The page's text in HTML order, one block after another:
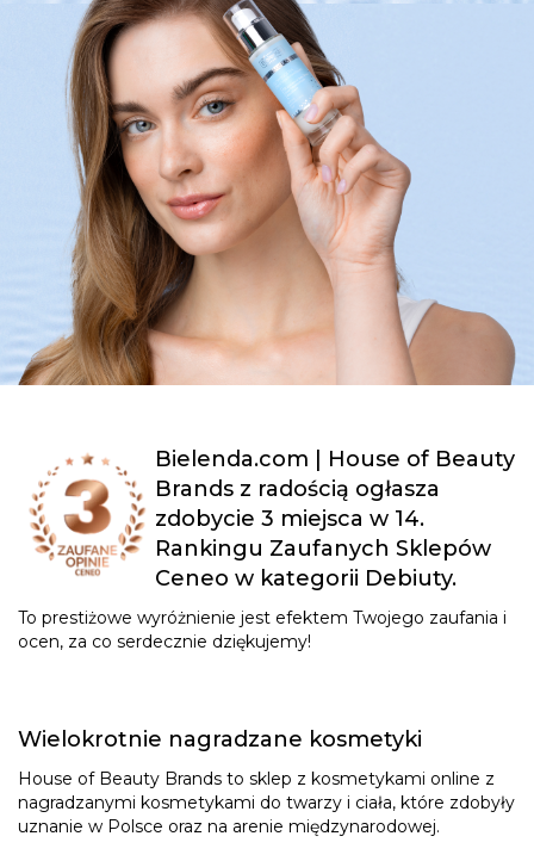
Bielenda.com | House of Beauty
Brands z radością ogłasza
zdobycie 3 miejsca w 14.
Rankingu Zaufanych Sklepów
Ceneo w kategorii Debiuty.
To prestiżowe wyróżnienie jest efektem Twojego zaufania i
ocen, za co serdecznie dziękujemy!
Wielokrotnie nagradzane kosmetyki
House of Beauty Brands to sklep z kosmetykami online z
nagradzanymi kosmetykami do twarzy i ciała, które zdobyły
uznanie w Polsce oraz na arenie międzynarodowej.